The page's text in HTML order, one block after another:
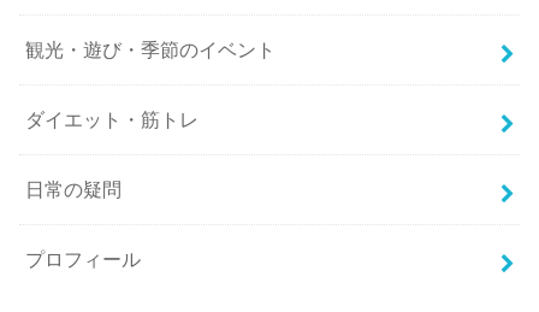
観光・遊び・季節のイベント
ダイエット・筋トレ
日常の疑問
プロフィール